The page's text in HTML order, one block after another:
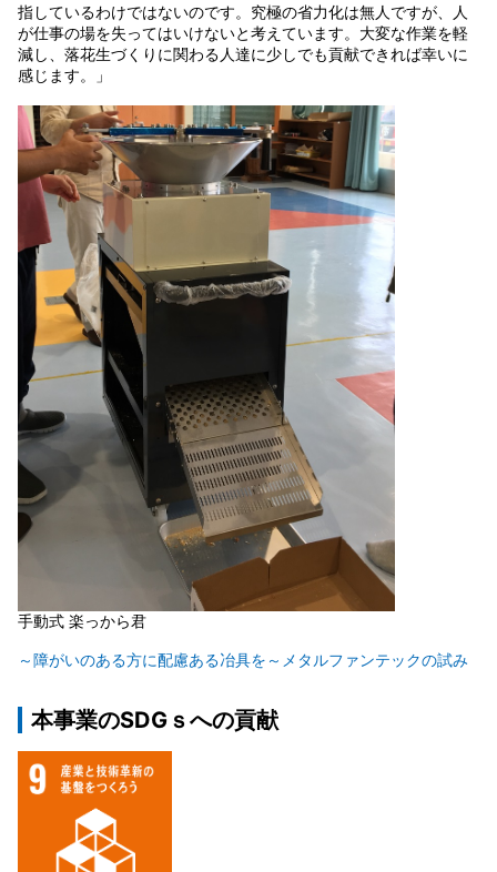
指しているわけではないのです。究極の省力化は無人ですが、人
が仕事の場を失ってはいけないと考えています。大変な作業を軽
減し、落花生づくりに関わる人達に少しでも貢献できれば幸いに
感じます。」
手動式 楽っから君
～障がいのある方に配慮ある冶具を～メタルファンテックの試み
本事業のSDGｓへの貢献